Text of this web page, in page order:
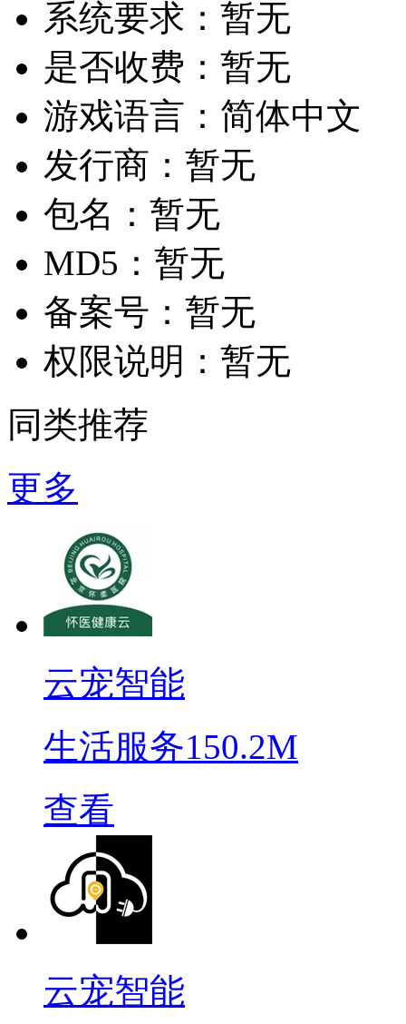
系统要求： 暂无
是否收费： 暂无
游戏语言： 简体中文
发行商： 暂无
包名： 暂无
MD5： 暂无
备案号： 暂无
权限说明： 暂无
同类推荐
更多
云宠智能
生活服务150.2M
查看
云宠智能